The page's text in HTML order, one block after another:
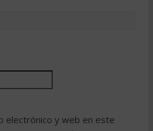
electrónico y web en este